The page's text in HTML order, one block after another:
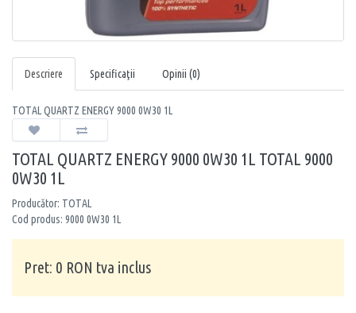
Descriere Specificaţii Opinii (0)
TOTAL QUARTZ ENERGY 9000 0W30 1L
TOTAL QUARTZ ENERGY 9000 0W30 1L TOTAL 9000
0W30 1L
Producător: TOTAL
Cod produs: 9000 0W30 1L
Pret: 0 RON tva inclus